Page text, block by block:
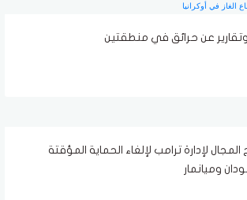
عن حرائق في منطقتين
لإدارة ترامب لإلغاء الحماية المؤقتة
وميانمار